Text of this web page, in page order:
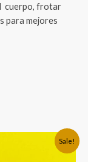
cuerpo, frotar
para mejores
Sale!